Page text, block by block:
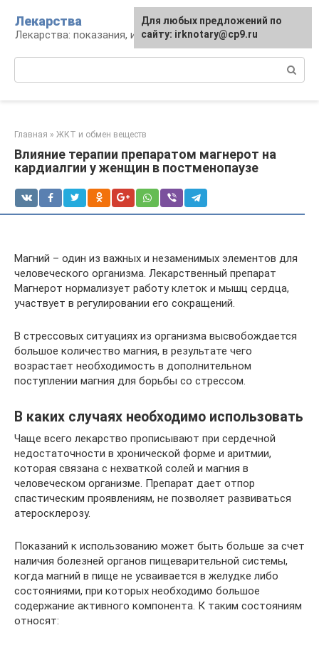
контенту
Лекарства
Лекарства: показания, инструкция, аналоги
Главная » ЖКТ и обмен веществ
Влияние терапии препаратом магнерот на
кардиалгии у женщин в постменопаузе
Магний – один из важных и незаменимых элементов для
человеческого организма. Лекарственный препарат
Магнерот нормализует работу клеток и мышц сердца,
участвует в регулировании его сокращений.
В стрессовых ситуациях из организма высвобождается
большое количество магния, в результате чего
возрастает необходимость в дополнительном
поступлении магния для борьбы со стрессом.
В каких случаях необходимо использовать
Чаще всего лекарство прописывают при сердечной
недостаточности в хронической форме и аритмии,
которая связана с нехваткой солей и магния в
человеческом организме. Препарат дает отпор
спастическим проявлениям, не позволяет развиваться
атеросклерозу.
Показаний к использованию может быть больше за счет
наличия болезней органов пищеварительной системы,
когда магний в пище не усваивается в желудке либо
состояниями, при которых необходимо большое
содержание активного компонента. К таким состояниям
относят:
Для любых предложений по
сайту: irknotary@cp9.ru